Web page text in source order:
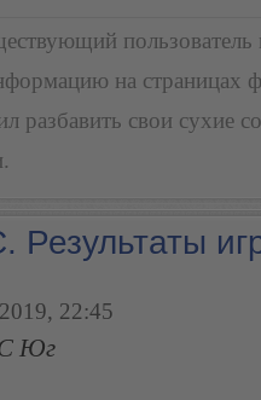
пользователь
на страницах
разбавить свои сухие
Результаты
22:45
С Юг